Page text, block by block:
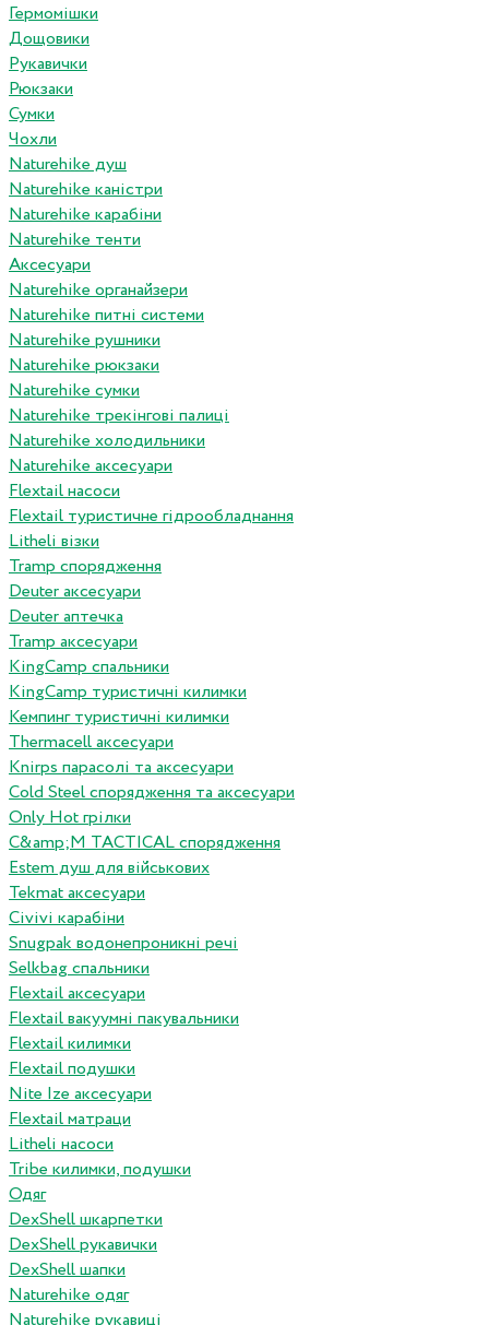
Гермомішки
Дощовики
Рукавички
Рюкзаки
Сумки
Чохли
Naturehike душ
Naturehike каністри
Naturehike карабіни
Naturehike тенти
Аксесуари
Naturehike органайзери
Naturehike питні системи
Naturehike рушники
Naturehike рюкзаки
Naturehike сумки
Naturehike трекінгові палиці
Naturehike холодильники
Naturehike аксесуари
Flextail насоси
Flextail туристичне гідрообладнання
Litheli візки
Tramp спорядження
Deuter аксесуари
Deuter аптечка
Tramp аксесуари
KingCamp спальники
KingCamp туристичні килимки
Кемпинг туристичні килимки
Thermacell аксесуари
Knirps парасолі та аксесуари
Cold Steel спорядження та аксесуари
Only Hot грілки
C&amp;M TACTICAL спорядження
Estem душ для військових
Tekmat аксесуари
Сivivi карабіни
Snugpak водонепроникні речі
Selkbag спальники
Flextail аксесуари
Flextail вакуумні пакувальники
Flextail килимки
Flextail подушки
Nite Ize аксесуари
Flextail матраци
Litheli насоси
Tribe килимки, подушки
Одяг
DexShell шкарпетки
DexShell рукавички
DexShell шапки
Naturehike одяг